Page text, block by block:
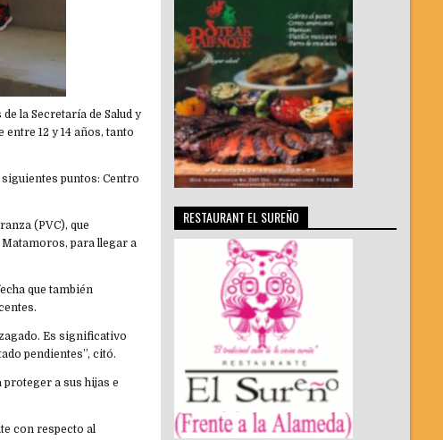
la Secretaría de Salud y
12 y 14 años, tanto
puntos: Centro
(PVC), que
para llegar a
que también
Es significativo
pendientes”, citó.
proteger a sus hijas e
con respecto al
RESTAURANT EL SUREÑO